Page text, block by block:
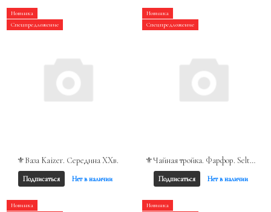
Новинка
Спецпредложение
⚜️Ваза Kaizer. Середина XXв.
Подписаться Нет в наличии
Новинка
Спецпредложение
⚜️Чайная тройка. Фарфор. Seltmann Weiden. Германия
Подписаться Нет в наличии
Новинка
Новинка